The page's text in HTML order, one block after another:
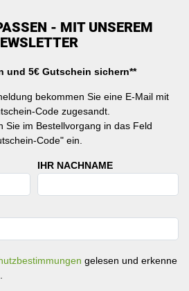
- MIT UNSEREM
und 5€ Gutschein sichern**
bekommen Sie eine E-Mail mit
Code zugesandt.
Sie im Bestellvorgang in das Feld
Code" ein.
IHR NACHNAME
gelesen und erkenne